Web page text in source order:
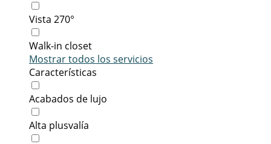
Vista 270°
Walk-in closet
Mostrar todos los servicios
Características
Acabados de lujo
Alta plusvalía